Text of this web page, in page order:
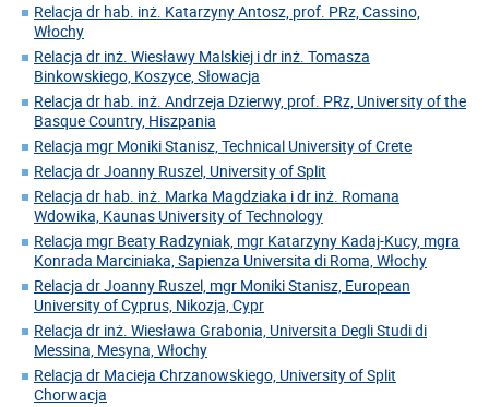
Relacja dr hab. inż. Katarzyny Antosz, prof. PRz, Cassino,
Włochy
Relacja dr inż. Wiesławy Malskiej i dr inż. Tomasza
Binkowskiego, Koszyce, Słowacja
Relacja dr hab. inż. Andrzeja Dzierwy, prof. PRz, University of the
Basque Country, Hiszpania
Relacja mgr Moniki Stanisz, Technical University of Crete
Relacja dr Joanny Ruszel, University of Split
Relacja dr hab. inż. Marka Magdziaka i dr inż. Romana
Wdowika, Kaunas University of Technology
Relacja mgr Beaty Radzyniak, mgr Katarzyny Kadaj-Kucy, mgra
Konrada Marciniaka, Sapienza Universita di Roma, Włochy
Relacja dr Joanny Ruszel, mgr Moniki Stanisz, European
University of Cyprus, Nikozja, Cypr
Relacja dr inż. Wiesława Grabonia, Universita Degli Studi di
Messina, Mesyna, Włochy
Relacja dr Macieja Chrzanowskiego, University of Split
Chorwacja